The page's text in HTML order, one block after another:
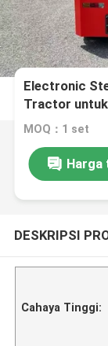
Electronic
Tractor
MOQ：1 set
Harga
DESKRIPSI
Cahaya Tinggi: